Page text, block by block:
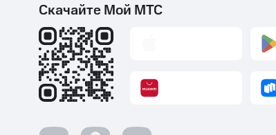
Скачайте Мой МТС